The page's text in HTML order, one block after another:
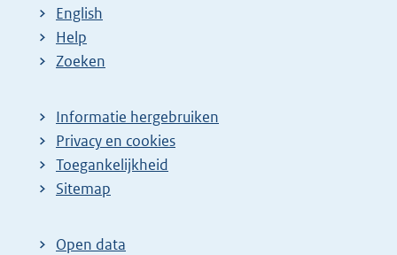
English
Help
Zoeken
Informatie hergebruiken
Privacy en cookies
Toegankelijkheid
Sitemap
Open data